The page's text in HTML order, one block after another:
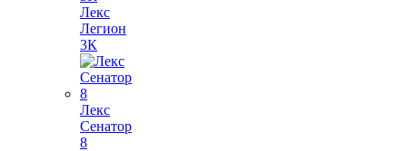
Лекс
Легион
3К
Лекс
Сенатор
8